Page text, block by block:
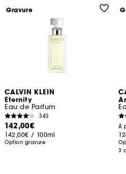
CALVIN KLEIN
Eternity
Eau de Parfum
342
142,00€
142,00€ / 100ml
Option gravure
Gravure
À
3